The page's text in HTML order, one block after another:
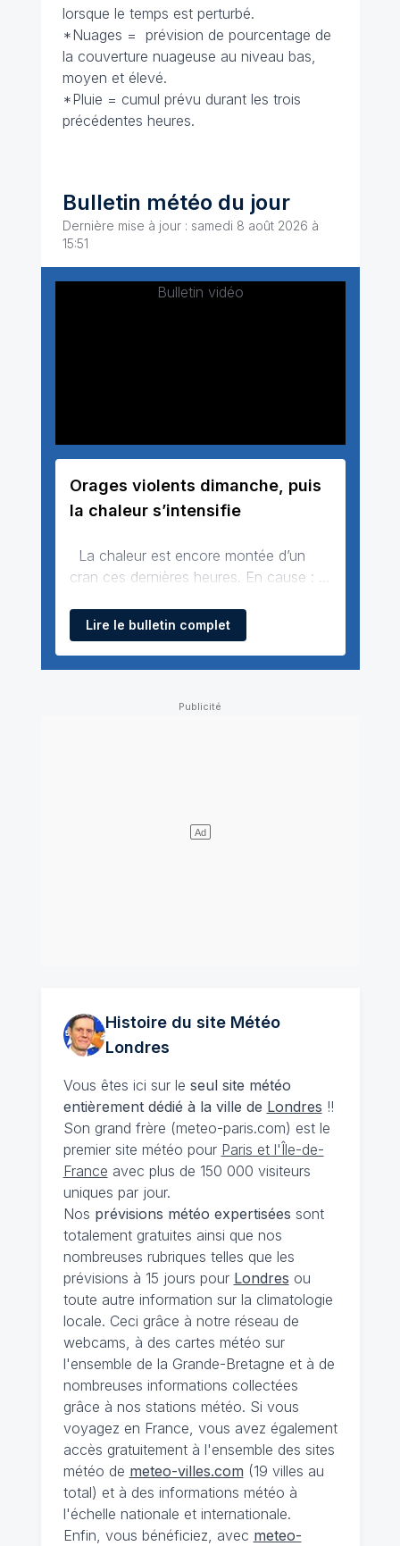
lorsque le temps est perturbé.
*Nuages = prévision de pourcentage de
la couverture nuageuse au niveau bas,
moyen et élevé.
*Pluie = cumul prévu durant les trois
précédentes heures.
Bulletin météo du jour
Dernière mise à jour : samedi 8 août 2026 à
15:51
Bulletin vidéo
Orages violents dimanche, puis
la chaleur s’intensifie
cran ces dernières heures. En cause : la
l’anticyclone installé sur l’Allemagne et
une petite dépression arrivant par
Dimanche, un talweg atlantique trav…
Lire le bulletin complet
Histoire du site Météo
Londres
Vous êtes ici sur le seul site météo
entièrement dédié à la ville de Londres !!
Son grand frère (meteo-paris.com) est le
premier site météo pour Paris et l'Île-de-
France avec plus de 150 000 visiteurs
uniques par jour.
Nos prévisions météo expertisées sont
totalement gratuites ainsi que nos
nombreuses rubriques telles que les
prévisions à 15 jours pour Londres ou
toute autre information sur la climatologie
locale. Ceci grâce à notre réseau de
webcams, à des cartes météo sur
l'ensemble de la Grande-Bretagne et à de
nombreuses informations collectées
grâce à nos stations météo. Si vous
voyagez en France, vous avez également
accès gratuitement à l'ensemble des sites
météo de meteo-villes.com (19 villes au
total) et à des informations météo à
l'échelle nationale et internationale.
Enfin, vous bénéficiez, avec meteo-